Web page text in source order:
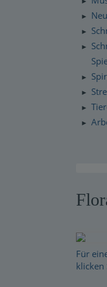
►
►
►
►
►
►
►
Für
klicken